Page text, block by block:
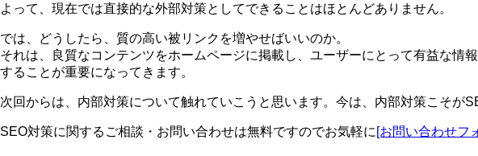
よって、現在では直接的な外部対策としてできることはほとんどありません。
では、どうしたら、質の高い被リンクを増やせばいいのか。
それは、良質なコンテンツをホームページに掲載し、ユーザーにとって有益な情
することが重要になってきます。
次回からは、内部対策について触れていこうと思います。今は、内部対策こそが
SEO対策に関するご相談・お問い合わせは無料ですのでお気軽に [お問い合わせフ